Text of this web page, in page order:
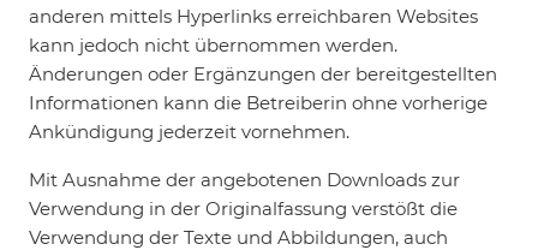
anderen mittels Hyperlinks erreichbaren Websites
kann jedoch nicht übernommen werden.
Änderungen oder Ergänzungen der bereitgestellten
Informationen kann die Betreiberin ohne vorherige
Ankündigung jederzeit vornehmen.
Mit Ausnahme der angebotenen Downloads zur
Verwendung in der Originalfassung verstößt die
Verwendung der Texte und Abbildungen, auch